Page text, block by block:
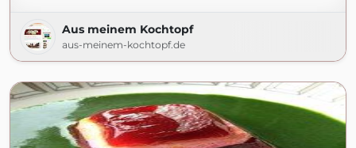
Aus meinem Kochtopf
aus-meinem-kochtopf.de